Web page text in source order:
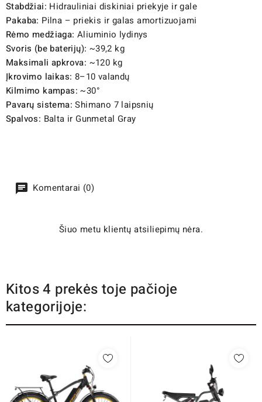
Stabdžiai: Hidrauliniai diskiniai priekyje ir gale
Pakaba: Pilna – priekis ir galas amortizuojami
Rėmo medžiaga: Aliuminio lydinys
Svoris (be baterijų): ~39,2 kg
Maksimali apkrova: ~120 kg
Įkrovimo laikas: 8–10 valandų
Kilmimo kampas: ~30°
Pavarų sistema: Shimano 7 laipsnių
Spalvos: Balta ir Gunmetal Gray
Komentarai (0)
Šiuo metu klientų atsiliepimų nėra.
Kitos 4 prekės toje pačioje
kategorijoje: